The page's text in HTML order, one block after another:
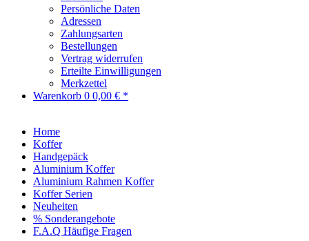
Persönliche Daten
Adressen
Zahlungsarten
Bestellungen
Vertrag widerrufen
Erteilte Einwilligungen
Merkzettel
Warenkorb 0 0,00 € *
Home
Koffer
Handgepäck
Aluminium Koffer
Aluminium Rahmen Koffer
Koffer Serien
Neuheiten
% Sonderangebote
F.A.Q Häufige Fragen